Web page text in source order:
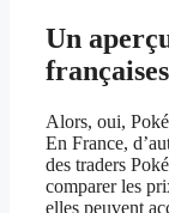
Un
Alors, oui,
En France,
des traders
comparer les
elles peuvent